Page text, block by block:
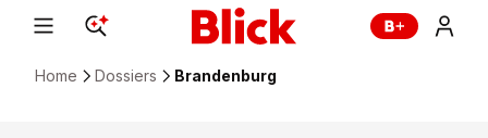
Home Dossiers Brandenburg